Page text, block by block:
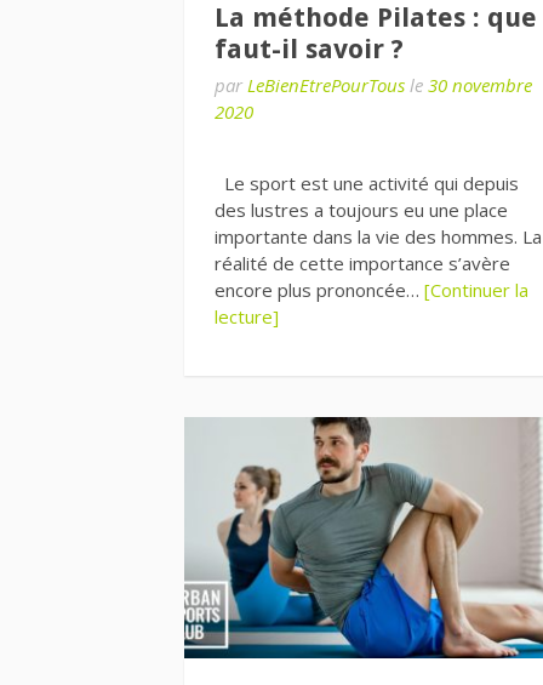
La méthode Pilates : que
faut-il savoir ?
par LeBienEtrePourTous le 30 novembre
2020
Le sport est une activité qui depuis
des lustres a toujours eu une place
importante dans la vie des hommes. La
réalité de cette importance s’avère
encore plus prononcée… [Continuer la
lecture]